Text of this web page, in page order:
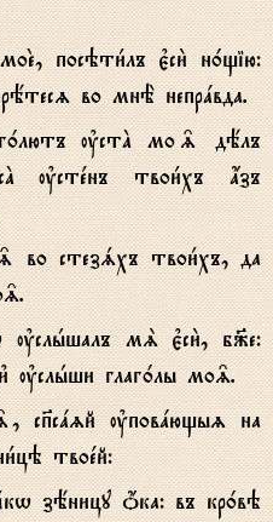
моE, посэти1лъ є3си2 н0щію:
во мнЁ непрaвда.
ўстA мо‰ дёлъ
ўстeнъ твои1хъ ѓзъ
во стезsхъ твои1хъ, да
мS є3си2, б9е:
ўслhши глаг0лы мо‰.
сп7сazй ўповaющыz на
твоeй:
зёницу џка: въ кр0вэ